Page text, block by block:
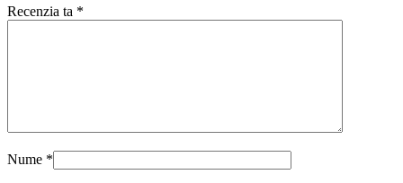
Recenzia ta *
Nume *